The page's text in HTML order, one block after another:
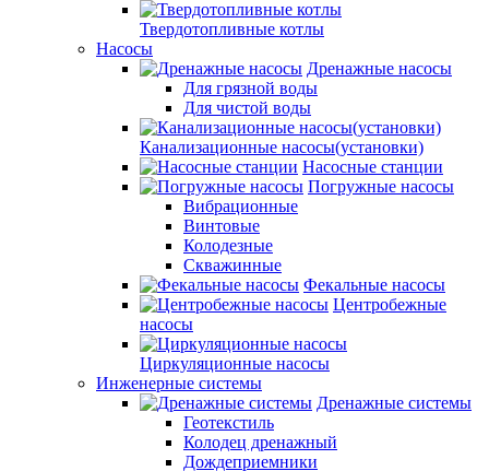
Твердотопливные котлы
Насосы
Дренажные насосы
Для грязной воды
Для чистой воды
Канализационные насосы(установки)
Насосные станции
Погружные насосы
Вибрационные
Винтовые
Колодезные
Скважинные
Фекальные насосы
Центробежные
насосы
Циркуляционные насосы
Инженерные системы
Дренажные системы
Геотекстиль
Колодец дренажный
Дождеприемники